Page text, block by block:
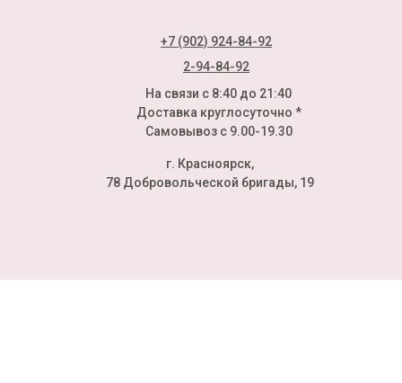
На связи с 8:40 до 21:40
Доставка круглосуточно *
Самовывоз с 9.00-19.30
г. Красноярск,
78 Добровольческой бригады, 19
+7 (902) 924-84-92
2-94-84-92